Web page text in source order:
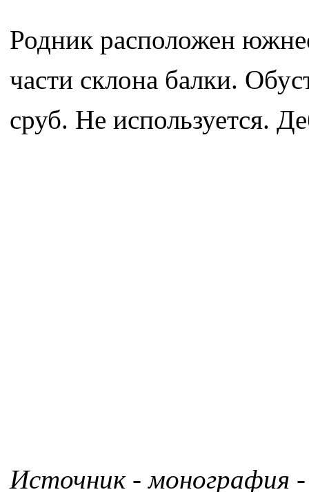
Родник расположен
части склона балки.
сруб. Не используется.
Источник - монография -